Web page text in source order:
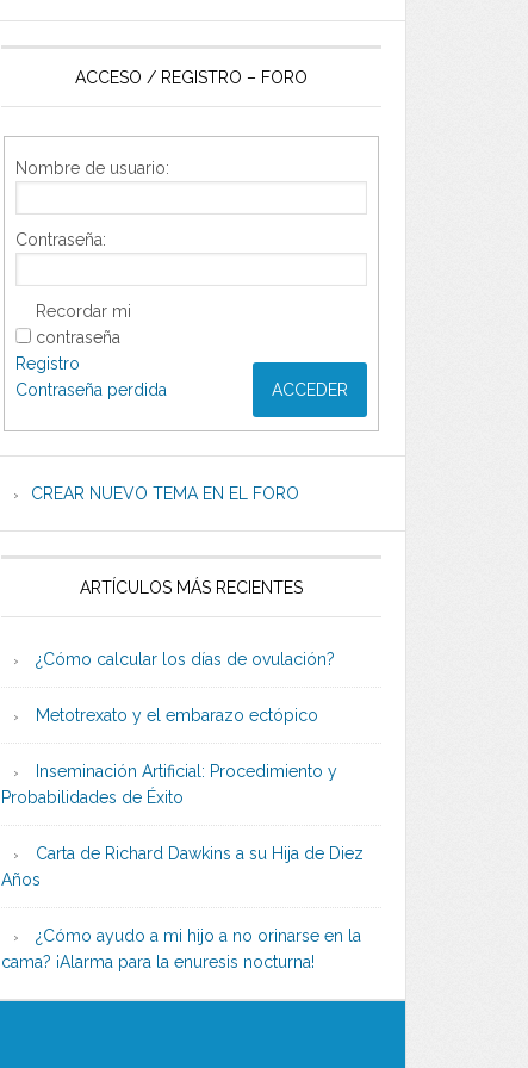
ACCESO / REGISTRO – FORO
Nombre de usuario:
Contraseña:
Recordar mi
contraseña
ACCEDER
Registro
Contraseña perdida
CREAR NUEVO TEMA EN EL FORO
ARTÍCULOS MÁS RECIENTES
¿Cómo calcular los días de ovulación?
Metotrexato y el embarazo ectópico
Inseminación Artificial: Procedimiento y
Probabilidades de Éxito
Carta de Richard Dawkins a su Hija de Diez
Años
¿Cómo ayudo a mi hijo a no orinarse en la
cama? ¡Alarma para la enuresis nocturna!